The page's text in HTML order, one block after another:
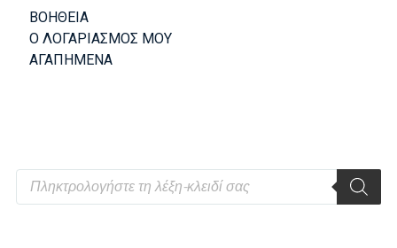
ΒΟΗΘΕΙΑ
Ο ΛΟΓΑΡΙΑΣΜΟΣ ΜΟΥ
ΑΓΑΠΗΜΕΝΑ